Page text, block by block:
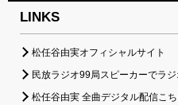
LINKS
松任谷由実オフィシャルサイト
民放ラジオ99局スピーカーでラ
松任谷由実 全曲デジタル配信こち